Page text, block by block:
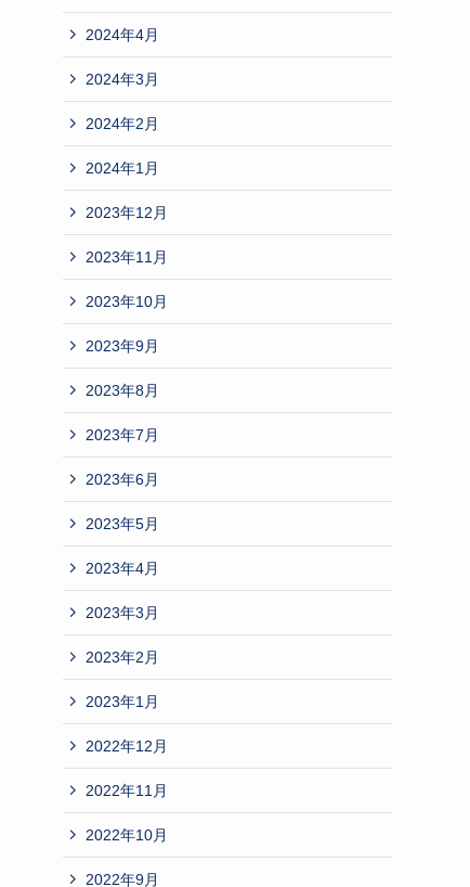
2024年4月
2024年3月
2024年2月
2024年1月
2023年12月
2023年11月
2023年10月
2023年9月
2023年8月
2023年7月
2023年6月
2023年5月
2023年4月
2023年3月
2023年2月
2023年1月
2022年12月
2022年11月
2022年10月
2022年9月